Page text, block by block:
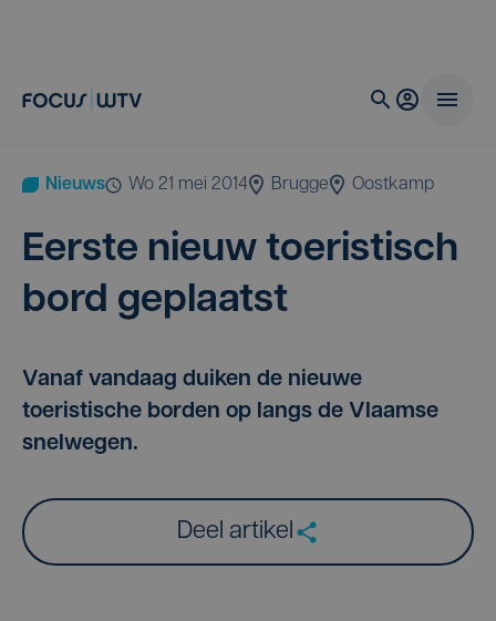
Nieuws wo 21 mei 2014 Brugge Oostkamp
Eer­ste nieuw toe­ris­tisch
bord geplaatst
Vanaf vandaag duiken de nieuwe
toeristische borden op langs de Vlaamse
snelwegen.
Deel artikel